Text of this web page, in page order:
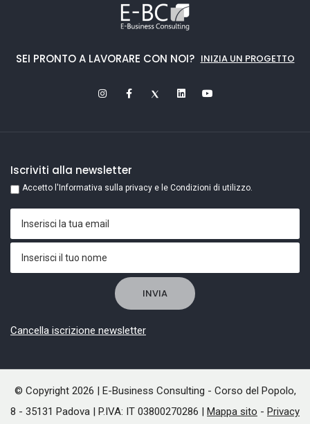
SEI PRONTO A LAVORARE CON NOI? INIZIA UN PROGETTO
Iscriviti alla newsletter
Accetto l'Informativa sulla privacy e le Condizioni di utilizzo.
Cancella iscrizione newsletter
© Copyright 2026 | E-Business Consulting - Corso del Popolo,
8 - 35131 Padova | P.IVA: IT 03800270286 | Mappa sito - Privacy